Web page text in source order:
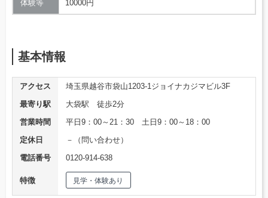
体験等 10000円
基本情報
アクセス
埼玉県越谷市袋山1203-1ジョイナカジマビル3F
最寄り駅
大袋駅 徒歩2分
営業時間
平日9：00～21：30 土日9：00～18：00
定休日
－（問い合わせ）
電話番号
0120-914-638
特徴 見学・体験あり